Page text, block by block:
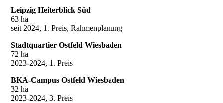
Leipzig Heiterblick Süd
63 ha
seit 2024, 1. Preis, Rahmenplanung
Stadtquartier Ostfeld Wiesbaden
72 ha
2023-2024, 1. Preis
BKA-Campus Ostfeld Wiesbaden
32 ha
2023-2024, 3. Preis